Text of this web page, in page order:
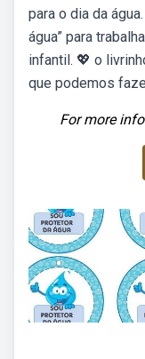
para o dia da
água” para
infantil. 💖 o
que podemos
For more